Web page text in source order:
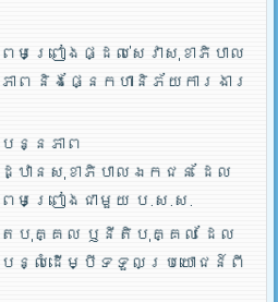
មព្រៀងផ្ដល់សេវាសុខាភិបាល
ព និងផ្នែកហានិភ័យការងារ
ន្នភាព
ានសុខាភិបាលឯកជន ដែល
មព្រៀងជាមួយ ប.ស.ស.
ន្តបុគ្គល ឫនីតិបុគ្គល ដែល
ន្លំដើម្បីទទួលប្រយោជន៍ពី